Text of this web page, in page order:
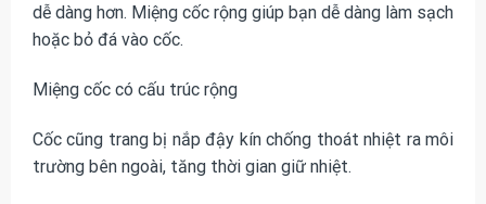
dễ dàng hơn. Miệng cốc rộng giúp bạn dễ dàng làm sạch
hoặc bỏ đá vào cốc.
Miệng cốc có cấu trúc rộng
Cốc cũng trang bị nắp đậy kín chống thoát nhiệt ra môi
trường bên ngoài, tăng thời gian giữ nhiệt.